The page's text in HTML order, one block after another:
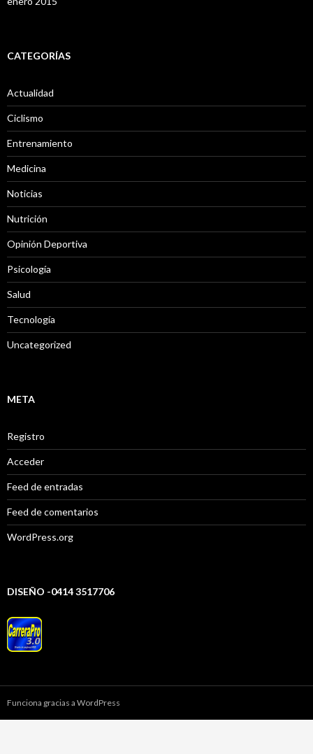
CATEGORÍAS
Actualidad
Ciclismo
Entrenamiento
Medicina
Noticias
Nutrición
Opinión Deportiva
Psicología
Salud
Tecnología
Uncategorized
META
Registro
Acceder
Feed de entradas
Feed de comentarios
WordPress.org
DISEÑO -0414 3517706
Funciona gracias a WordPress